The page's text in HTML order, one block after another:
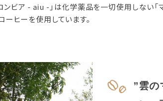
ンビア - aiu -」は化学薬品を一切使用しない「
ーヒーを使用しています。
”雲の